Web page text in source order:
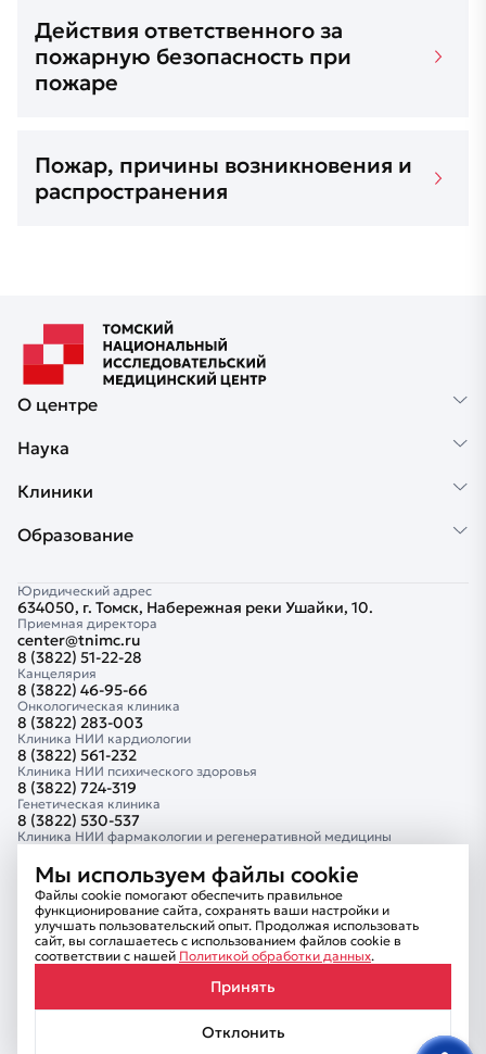
Мы используем файлы cookie
Файлы cookie помогают обеспечить правильное
функционирование сайта, сохранять ваши настройки и
улучшать пользовательский опыт. Продолжая использовать
сайт, вы соглашаетесь с использованием файлов cookie в
соответствии с нашей Политикой обработки данных.
Принять
Отклонить
Действия ответственного за
пожарную безопасность при
пожаре
Пожар, причины возникновения и
распространения
О центре
Наука
Клиники
Образование
Сведения об образовательной организации
Комплексная безопасность
Информационная безопасность
Внутренний контроль
Противодействие коррупции
Юридический адрес
634050, г. Томск, Набережная реки Ушайки, 10.
Приемная директора
center@tnimc.ru
8 (3822) 51-22-28
Канцелярия
8 (3822) 46-95-66
Онкологическая клиника
8 (3822) 283-003
Клиника НИИ кардиологии
8 (3822) 561-232
Клиника НИИ психического здоровья
8 (3822) 724-319
Генетическая клиника
8 (3822) 530-537
Клиника НИИ фармакологии и регенеративной медицины
Клиника Тюменского кардиологического научного центра
8 (3452) 681-414